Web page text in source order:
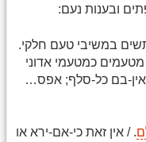
ובענות נעם:
תשים במשיבי טעם חלקי.
כמטעמי אדוני
בם כל-סלף; אפס…
. / אין זאת כי-אם-ירא או